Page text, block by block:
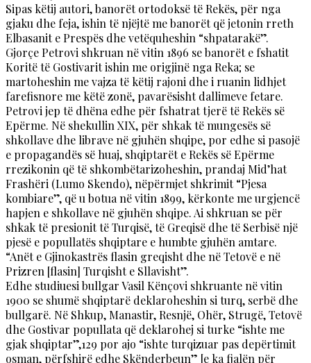
Sipas këtij autori, banorët ortodoksë të Rekës, për nga
gjaku dhe feja, ishin të njëjtë me banorët që jetonin rreth
Elbasanit e Prespës dhe vetëquheshin “shpatarakë”.
Gjorçe Petrovi shkruan në vitin 1896 se banorët e fshatit
Koritë të Gostivarit ishin me origjinë nga Reka; se
martoheshin me vajza të këtij rajoni dhe i ruanin lidhjet
farefisnore me këtë zonë, pavarësisht dallimeve fetare.
Petrovi jep të dhëna edhe për fshatrat tjerë të Rekës së
Epërme. Në shekullin XIX, për shkak të mungesës së
shkollave dhe librave në gjuhën shqipe, por edhe si pasojë
e propagandës së huaj, shqiptarët e Rekës së Epërme
rrezikonin që të shkombëtarizoheshin, prandaj Mid’hat
Frashëri (Lumo Skendo), nëpërmjet shkrimit “Pjesa
kombiare”, që u botua në vitin 1899, kërkonte me urgjencë
hapjen e shkollave në gjuhën shqipe. Ai shkruan se për
shkak të presionit të Turqisë, të Greqisë dhe të Serbisë një
pjesë e popullatës shqiptare e humbte gjuhën amtare.
“Anët e Gjinokastrës flasin greqisht dhe në Tetovë e në
Prizren [flasin] Turqisht e Sllavisht”.
Edhe studiuesi bullgar Vasil Kënçovi shkruante në vitin
1900 se shumë shqiptarë deklaroheshin si turq, serbë dhe
bullgarë. Në Shkup, Manastir, Resnjë, Ohër, Strugë, Tetovë
dhe Gostivar popullata që deklarohej si turke “ishte me
gjak shqiptar”,129 por ajo “ishte turqizuar pas depërtimit
osman, përfshirë edhe Skënderbeun” [e ka fjalën për